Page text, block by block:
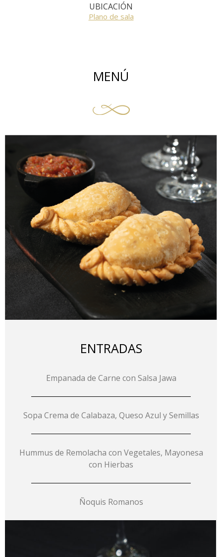
UBICACIÓN
Plano de sala
MENÚ
ENTRADAS
Empanada de Carne con Salsa Jawa
Sopa Crema de Calabaza, Queso Azul y Semillas
Hummus de Remolacha con Vegetales, Mayonesa
con Hierbas
Ñoquis Romanos